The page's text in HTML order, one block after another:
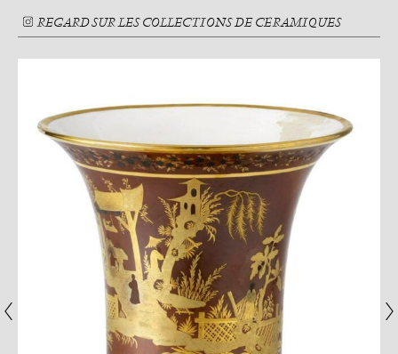
REGARD SUR LES COLLECTIONS DE CÉRAMIQUES